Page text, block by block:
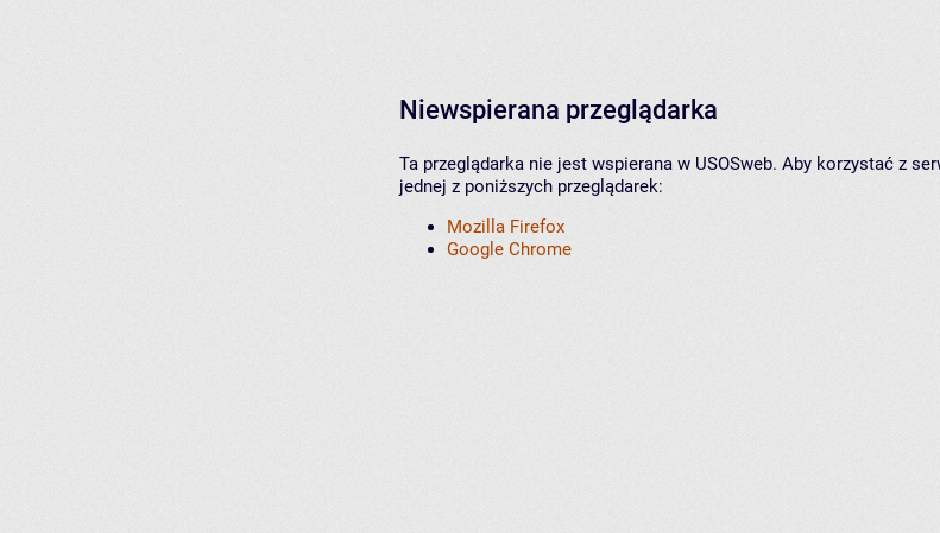
Niewspierana przeglądarka
Ta przeglądarka nie jest wspierana w USOSweb. Aby korzystać z
jednej z poniższych przeglądarek:
Mozilla Firefox
Google Chrome